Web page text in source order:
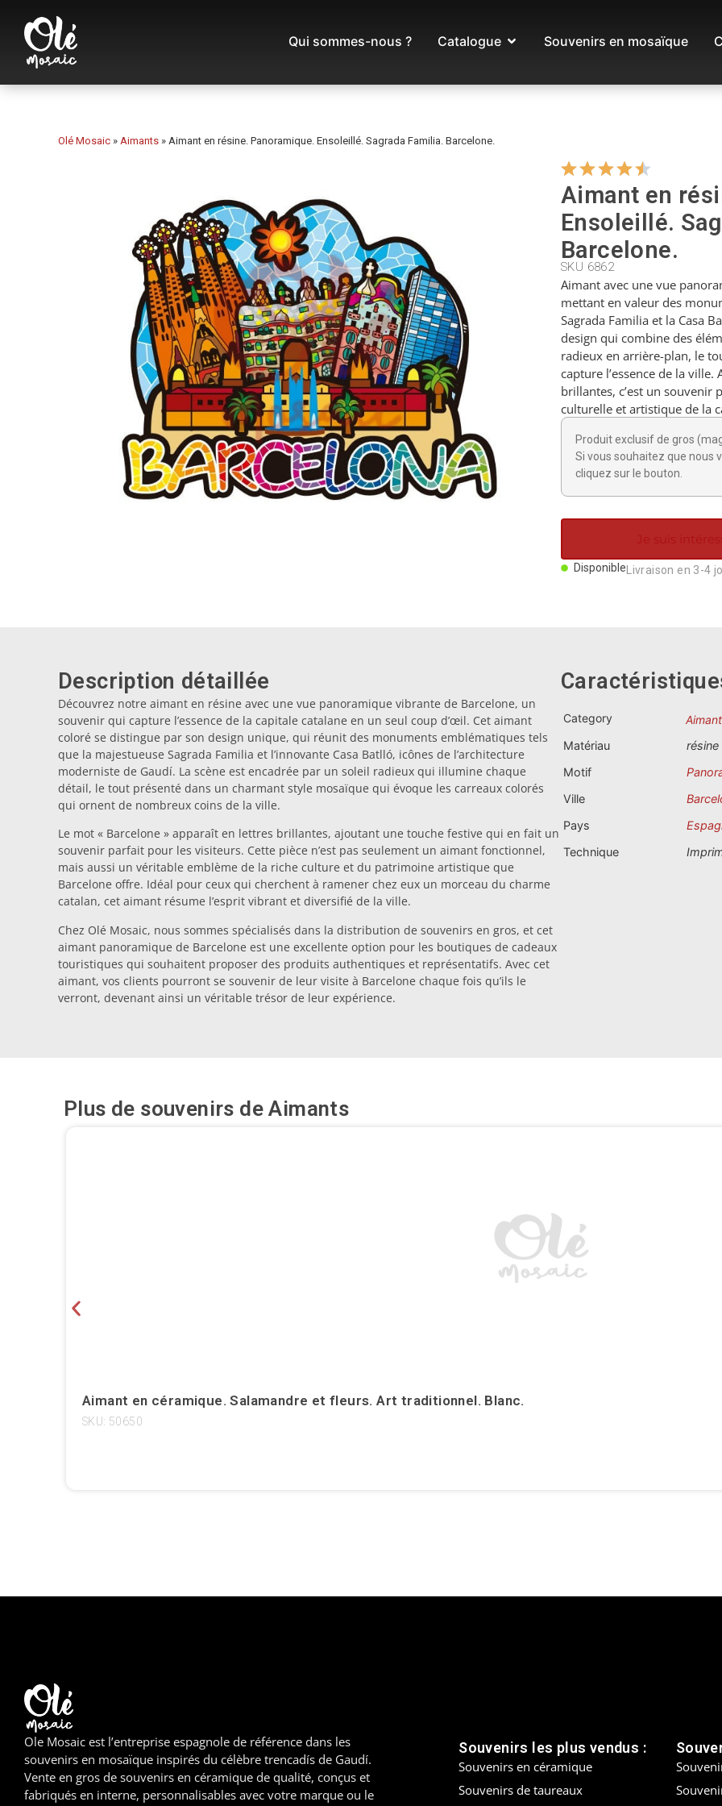
Qui sommes-nous ? Catalogue Souvenirs en mosaïque
Olé Mosaic » Aimants » Aimant en résine. Panoramique. Ensoleillé. Sagrada Familia. Barcelone.
Aimant en
Ensoleillé.
Barcelone.
SKU 6862
Aimant avec une vue
mettant en valeur des
Sagrada Familia et la Casa
design qui combine des
radieux en arrière-plan, le
capture l’essence de la
brillantes, c’est un souvenir
culturelle et artistique de la
Produit exclusif de gros
Si vous souhaitez que nous
cliquez sur le bouton.
Je suis
Disponible Livraison en 3-4
Description détaillée
Découvrez notre aimant en résine avec une vue panoramique vibrante de Barcelone, un
souvenir qui capture l’essence de la capitale catalane en un seul coup d’œil. Cet aimant
coloré se distingue par son design unique, qui réunit des monuments emblématiques tels
que la majestueuse Sagrada Familia et l’innovante Casa Batlló, icônes de l’architecture
moderniste de Gaudí. La scène est encadrée par un soleil radieux qui illumine chaque
détail, le tout présenté dans un charmant style mosaïque qui évoque les carreaux colorés
qui ornent de nombreux coins de la ville.
Le mot « Barcelone » apparaît en lettres brillantes, ajoutant une touche festive qui en fait un
souvenir parfait pour les visiteurs. Cette pièce n’est pas seulement un aimant fonctionnel,
mais aussi un véritable emblème de la riche culture et du patrimoine artistique que
Barcelone offre. Idéal pour ceux qui cherchent à ramener chez eux un morceau du charme
catalan, cet aimant résume l’esprit vibrant et diversifié de la ville.
Chez Olé Mosaic, nous sommes spécialisés dans la distribution de souvenirs en gros, et cet
aimant panoramique de Barcelone est une excellente option pour les boutiques de cadeaux
touristiques qui souhaitent proposer des produits authentiques et représentatifs. Avec cet
aimant, vos clients pourront se souvenir de leur visite à Barcelone chaque fois qu’ils le
verront, devenant ainsi un véritable trésor de leur expérience.
Category
Matériau
résine
Motif
Ville
Pays
Technique
Plus de souvenirs deAimants
Aimant en céramique. Salamandre et fleurs. Art traditionnel. Blanc.
SKU: 50650
Ole Mosaic est l’entreprise espagnole de référence dans les
souvenirs en mosaïque inspirés du célèbre trencadís de Gaudí.
Vente en gros de souvenirs en céramique de qualité, conçus et
fabriqués en interne, personnalisables avec votre marque ou le
Souvenirs les plus vendus :
Souvenirs en céramique
Souvenirs de taureaux